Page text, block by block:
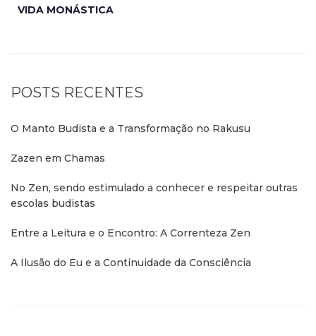
VIDA MONÁSTICA
POSTS RECENTES
O Manto Budista e a Transformação no Rakusu
Zazen em Chamas
No Zen, sendo estimulado a conhecer e respeitar outras
escolas budistas
Entre a Leitura e o Encontro: A Correnteza Zen
A Ilusão do Eu e a Continuidade da Consciência